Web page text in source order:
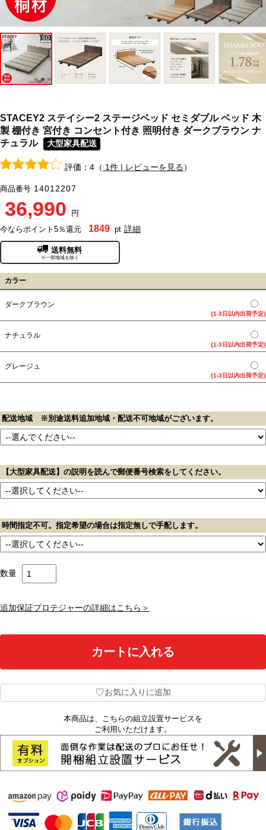
STACEY2 ステイシー2 ステージベッド セミダブル ベッド 木
製 棚付き 宮付き コンセント付き 照明付き ダークブラウン ナ
チュラル
大型家具配送
評価：4（ 1件 | レビューを見る）
商品番号 14012207
36,990
円
今ならポイント5％還元
1849 pt 詳細
送料無料
※一部地域を除く
カラー
ダークブラウン
{1-3日以内出荷予定}
ナチュラル
{1-3日以内出荷予定}
グレージュ
{1-3日以内出荷予定}
配送地域 ※別途送料追加地域・配送不可地域がございます。
【大型家具配送】の説明を読んで郵便番号検索をしてください。
時間指定不可。指定希望の場合は指定無しで手配します。
数量
追加保証プロテジャーの詳細はこちら＞
♡お気に入りに追加
本商品は、こちらの組立設置サービスを
ご利用いただけます。